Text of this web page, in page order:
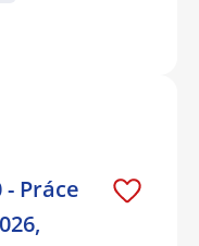
- Práce